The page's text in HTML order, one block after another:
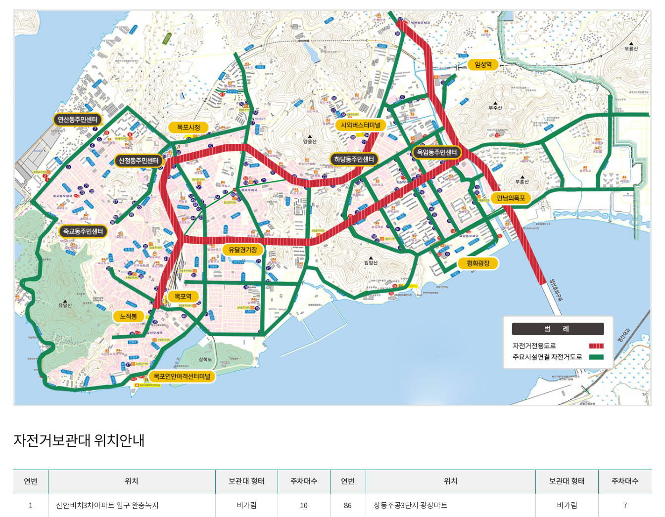
자전거보관대 위치안내
연번 위치 보관대 형태 주차대수 연번 위치 보관대 형태 주차대수
1 신안비치3차아파트 입구 완충녹지 비가림 10 86 상동주공3단지 광장마트 비가림 7